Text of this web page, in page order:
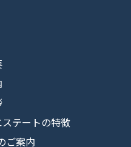
テートの特徴
ご案内